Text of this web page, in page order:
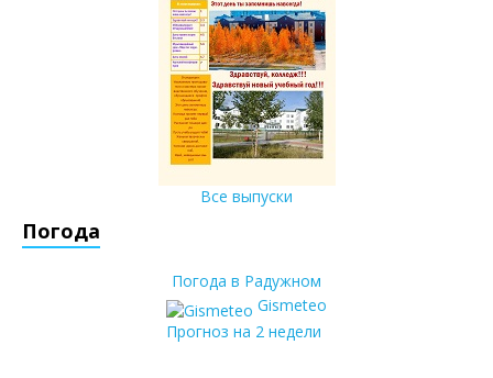
Все выпуски
Погода
Погода в Радужном
Gismeteo
Прогноз на 2 недели